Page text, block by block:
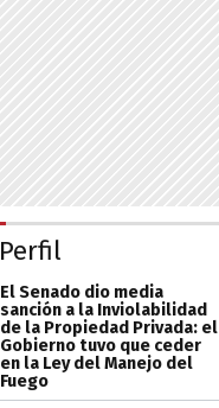
El Senado dio media
sanción a la Inviolabilidad
de la Propiedad Privada: el
Gobierno tuvo que ceder
en la Ley del Manejo del
Fuego